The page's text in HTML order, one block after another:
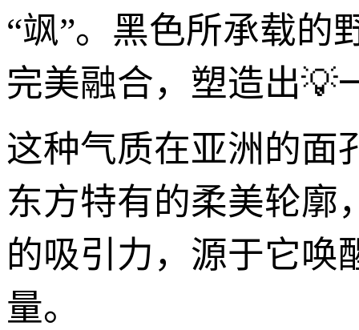
“飒”。黑色所承载的
完美融合，塑造出💡
这种气质在亚洲的面
东方特有的柔美轮廓
的吸引力，源于它唤
量。